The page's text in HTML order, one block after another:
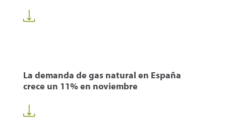
La demanda de gas natural en España
crece un 11% en noviembre